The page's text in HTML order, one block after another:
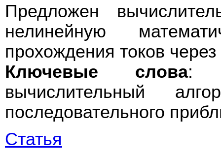
Предложен
нелинейную
прохождения токов
Ключевые слова:
вычислительный
последовательного
Статья